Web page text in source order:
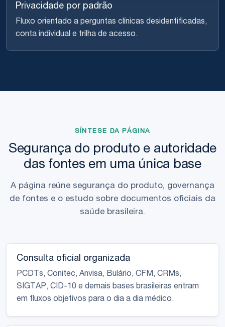
Privacidade por padrão
Fluxo orientado a perguntas clínicas desidentificadas,
conta individual e trilha de acesso.
SÍNTESE DA PÁGINA
Segurança do produto e autoridade
das fontes em uma única base
A página reúne segurança do produto, governança
de fontes e o estudo sobre documentos oficiais da
saúde brasileira.
Consulta oficial organizada
PCDTs, Conitec, Anvisa, Bulário, CFM, CRMs,
SIGTAP, CID-10 e demais bases brasileiras entram
em fluxos objetivos para o dia a dia médico.